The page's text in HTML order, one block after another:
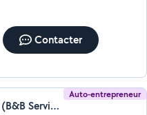
Contacter
Auto-entrepreneur
Valentin Barbier (B&B Services)